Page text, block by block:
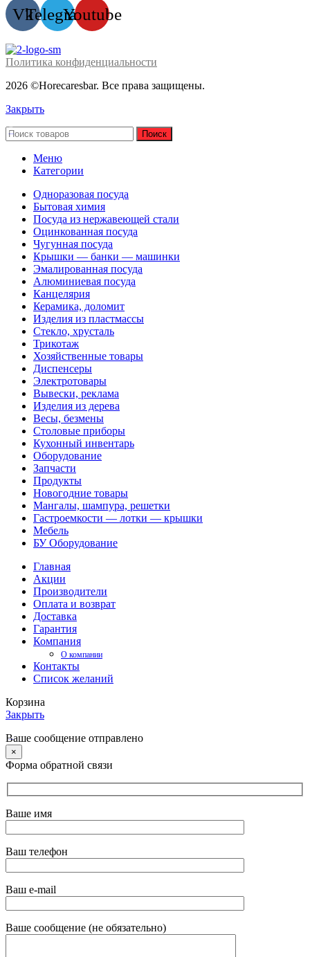
VkTelegramYoutube
2026 ©Horecaresbar. Все права защищены.
Политика конфиденциальности
Закрыть
Поиск
Меню
Категории
Одноразовая посуда
Бытовая химия
Посуда из нержавеющей стали
Оцинкованная посуда
Чугунная посуда
Крышки — банки — машинки
Эмалированная посуда
Алюминиевая посуда
Канцелярия
Керамика, доломит
Изделия из пластмассы
Стекло, хрусталь
Трикотаж
Хозяйственные товары
Диспенсеры
Электротовары
Вывески, реклама
Изделия из дерева
Весы, безмены
Столовые приборы
Кухонный инвентарь
Оборудование
Запчасти
Продукты
Новогодние товары
Мангалы, шампура, решетки
Гастроемкости — лотки — крышки
Мебель
БУ Оборудование
Главная
Акции
Производители
Оплата и возврат
Доставка
Гарантия
Компания
О компании
Контакты
Список желаний
Корзина
Закрыть
Ваше сообщение отправлено
×
Форма обратной связи
Ваше имя
Ваш телефон
Ваш e-mail
Ваше сообщение (не обязательно)